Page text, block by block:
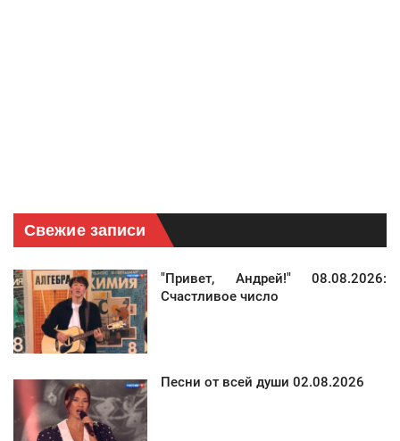
Свежие записи
"Привет, Андрей!" 08.08.2026:
Счастливое число
Песни от всей души 02.08.2026